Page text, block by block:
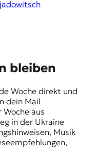
bleiben
Woche direkt und
dein Mail-
aus
in der Ukraine
Musik